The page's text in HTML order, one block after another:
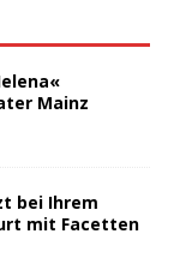
Mainz
bei Ihrem
mit Facetten